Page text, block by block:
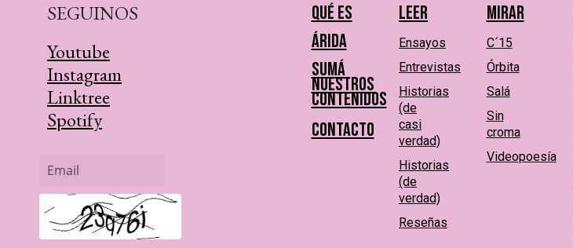
SEGUINOS
Youtube
Instagram
Linktree
Spotify
Email
Qué es
Árida
Sumá
nuestros
contenidos
Contacto
Leer
Ensayos
Entrevistas
Historias
(de
casi
verdad)
Historias
(de
verdad)
Reseñas
Mirar
C´15
Órbita
Salá
Sin
croma
Videopoesía